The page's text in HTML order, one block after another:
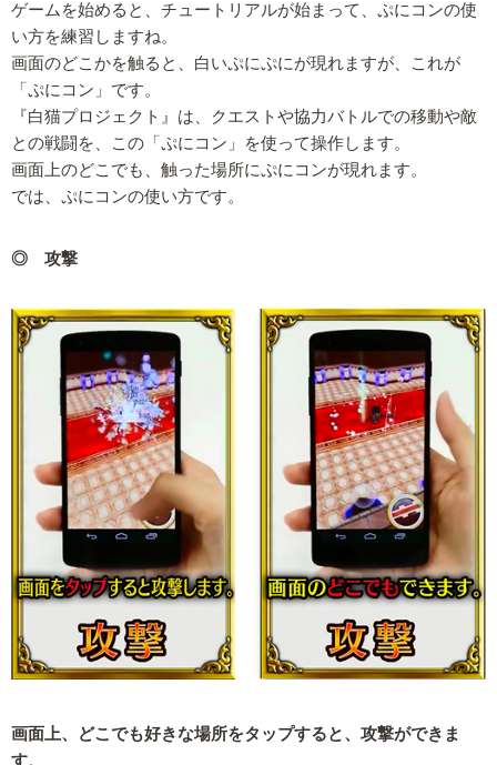
ゲームを始めると、チュートリアルが始まって、ぷにコンの使
い方を練習しますね。
画面のどこかを触ると、白いぷにぷにが現れますが、これが
「ぷにコン」です。
『白猫プロジェクト』は、クエストや協力バトルでの移動や敵
との戦闘を、この「ぷにコン」を使って操作します。
画面上のどこでも、触った場所にぷにコンが現れます。
では、ぷにコンの使い方です。
◎ 攻撃
画面上、どこでも好きな場所をタップすると、攻撃ができま
す。